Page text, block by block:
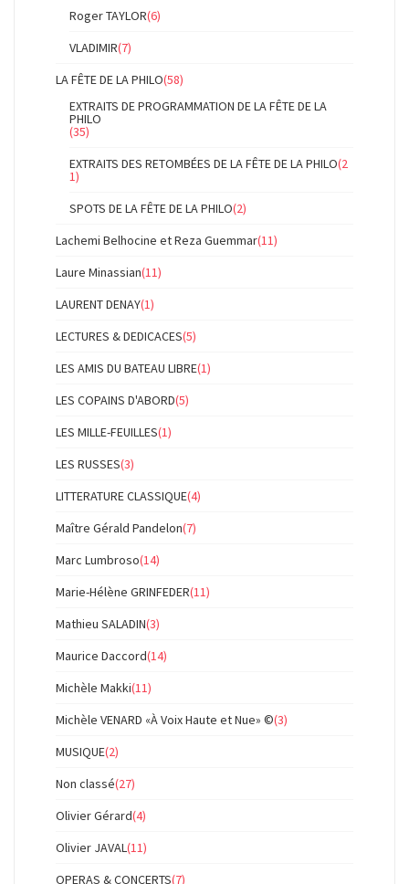
Roger TAYLOR(6)
VLADIMIR(7)
LA FÊTE DE LA PHILO(58)
EXTRAITS DE PROGRAMMATION DE LA FÊTE DE LA
PHILO
(35)
EXTRAITS DES RETOMBÉES DE LA FÊTE DE LA PHILO(2
1)
SPOTS DE LA FÊTE DE LA PHILO(2)
Lachemi Belhocine et Reza Guemmar(11)
Laure Minassian(11)
LAURENT DENAY(1)
LECTURES & DEDICACES(5)
LES AMIS DU BATEAU LIBRE(1)
LES COPAINS D'ABORD(5)
LES MILLE-FEUILLES(1)
LES RUSSES(3)
LITTERATURE CLASSIQUE(4)
Maître Gérald Pandelon(7)
Marc Lumbroso(14)
Marie-Hélène GRINFEDER(11)
Mathieu SALADIN(3)
Maurice Daccord(14)
Michèle Makki(11)
Michèle VENARD «À Voix Haute et Nue» ©(3)
MUSIQUE(2)
Non classé(27)
Olivier Gérard(4)
Olivier JAVAL(11)
OPERAS & CONCERTS(7)